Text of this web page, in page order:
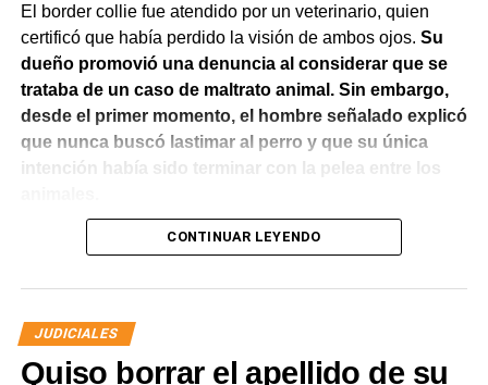
También se efectuaron trabajos en Los Fresnos y Vintter;
Avenida Viterbori y Lago Mascardi; Avenida Roca y
Gadano; y Gadano al 846, donde se retiró una rejilla
dañada y se colocó una valla preventiva para evitar
accidentes.
José Ingenieros y Mendoza, y en 9 de Julio y
Belgrano, con el objetivo de acelerar el drenaje del
Las tareas continuarán durante la tarde en barrio
maquinaria vial. Además, el Municipio informó que una
El border collie fue atendido por un veterinario, quien
certificó que había perdido la visión de ambos ojos. Su
dueño promovió una denuncia al considerar que se
trataba de un caso de maltrato animal. Sin embargo,
desde el primer momento, el hombre señalado explicó
que nunca buscó lastimar al perro y que su única
intención había sido terminar con la pelea entre los
El Juzgado de Paz analizó el caso y resolvió desestimar
que los hechos no configuraban la contravención de
maltrato animal prevista en el Código Contravencional.
La sentencia destacó que esa figura exige una conducta
CONTINUAR LEYENDO
JUDICIALES
Quiso borrar el apellido de su